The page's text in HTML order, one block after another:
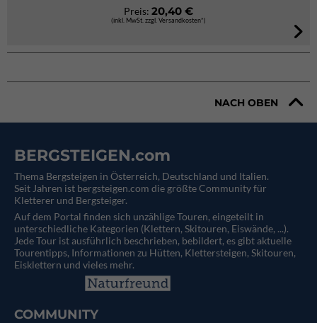
Preis: 20,40 €
(inkl. MwSt. zzgl. Versandkosten*)
NACH OBEN
BERGSTEIGEN.com
Thema Bergsteigen in Österreich, Deutschland und Italien.
Seit Jahren ist bergsteigen.com die größte Community für
Kletterer und Bergsteiger.
Auf dem Portal finden sich unzählige Touren, eingeteilt in
unterschiedliche Kategorien (Klettern, Skitouren, Eiswände, ...).
Jede Tour ist ausführlich beschrieben, bebildert, es gibt aktuelle
Tourentipps, Informationen zu Hütten, Klettersteigen, Skitouren,
Eisklettern und vieles mehr.
COMMUNITY